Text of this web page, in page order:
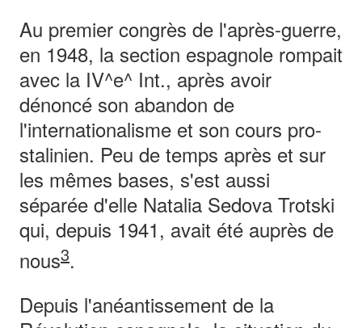
Au premier congrès de l'après-guerre,
en 1948, la section espagnole rompait
avec la IV^e^ Int., après avoir
dénoncé son abandon de
l'internationalisme et son cours pro-
stalinien. Peu de temps après et sur
les mêmes bases, s'est aussi
séparée d'elle Natalia Sedova Trotski
qui, depuis 1941, avait été auprès de
nous3.
Depuis l'anéantissement de la